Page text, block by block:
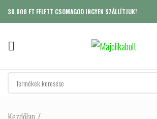
30.000 FT FELETT CSOMAGOD INGYEN SZÁLLÍTJUK!